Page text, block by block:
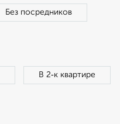
Без посредников
В 2‑к квартире